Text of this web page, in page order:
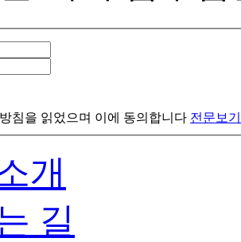
침을 읽었으며 이에 동의합니다 전문보기
개
길